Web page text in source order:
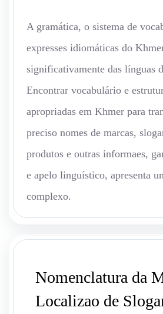
A gramática, o sistema de
expresses idiomáticas do
significativamente das línguas
Encontrar vocabulário e
apropriadas em Khmer para
preciso nomes de marcas,
produtos e outras informaes,
e apelo linguístico, apresenta
complexo.
Nomenclatura da
Localizao de